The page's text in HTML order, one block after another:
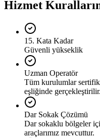
Hizmet
15. Kata Kadar
Güvenli yükseklik
Uzman Operatör
Tüm kurulumlar
eşliğinde gerçekleştirilir.
Dar Sokak Çözümü
Dar sokaklu bölgeler
araçlarımız mevcuttur.